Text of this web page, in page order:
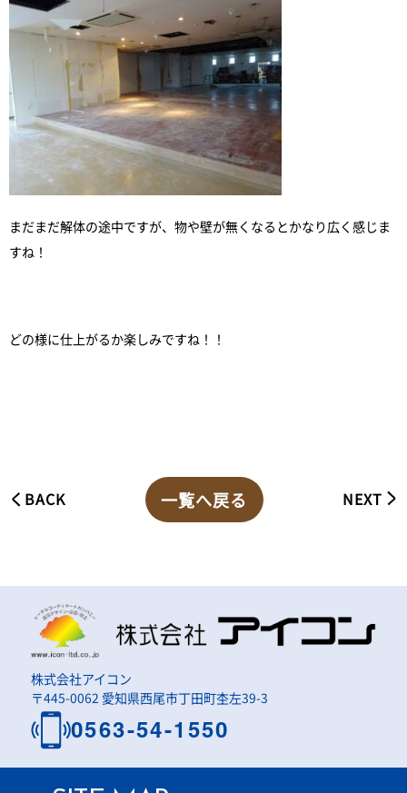
まだまだ解体の途中ですが、物や壁が無くなるとかなり広く感じま
すね！
どの様に仕上がるか楽しみですね！！
BACK 一覧へ戻る NEXT
株式会社アイコン
〒445-0062 愛知県西尾市丁田町杢左39-3
0563-54-1550